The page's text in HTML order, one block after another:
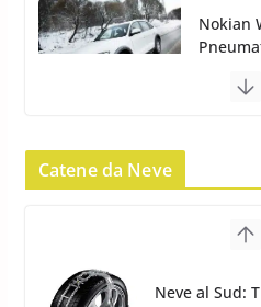
Yokohama
Pirelli
Catene da Neve
Neve al Sud:
26 Gennaio